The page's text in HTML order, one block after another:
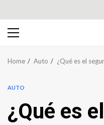
Primary
Home Auto ¿Qué es el
AUTO
¿Qué es